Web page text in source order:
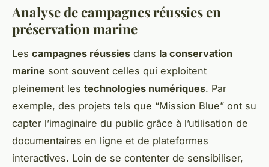
Analyse de campagnes réussies en
préservation marine
Les campagnes réussies dans la conservation
marine sont souvent celles qui exploitent
pleinement les technologies numériques. Par
exemple, des projets tels que “Mission Blue” ont su
capter l’imaginaire du public grâce à l’utilisation de
documentaires en ligne et de plateformes
interactives. Loin de se contenter de sensibiliser,